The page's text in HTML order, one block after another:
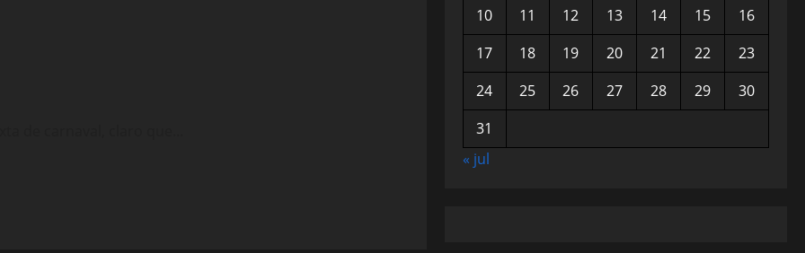
10
11 12 13 14 15
16
17
18 19 20 21 22
23
24
25 26 27 28 29
30
31
« jul